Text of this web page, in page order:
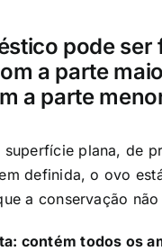
pode
a parte
a parte
plana, de
definida, o ovo
a conservação
contém todos os